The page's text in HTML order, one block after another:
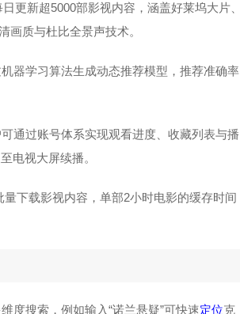
更新超5000部影视内容，涵盖好莱坞大片、
画质与杜比全景声技术。
器学习算法生成动态推荐模型，推荐准确率
通过账号体系实现观看进度、收藏列表与播
电视大屏续播。
下载影视内容，单部2小时电影的缓存时间
度搜索，例如输入“诺兰悬疑”可快速定位克